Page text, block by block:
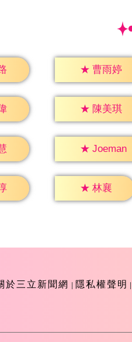
★ 曹雨婷
★ 陳美琪
★ Joeman
★ 林襄
於三立新聞網 隱私權聲明